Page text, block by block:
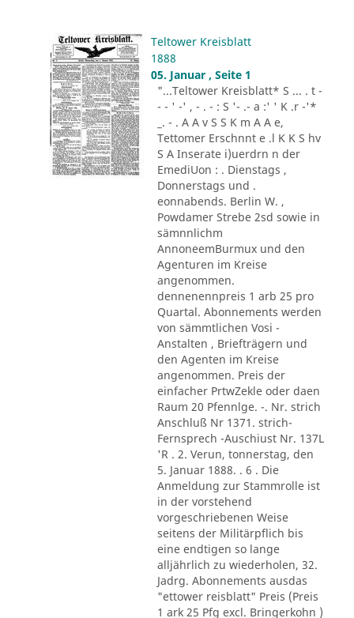
Teltower Kreisblatt
1888
05. Januar , Seite 1
"...Teltower Kreisblatt* S ... . t -
- - ' -' , - . - : S '- .- a :' ' K .r -'*
_. - . A A v S S K m A A e,
Tettomer Erschnnt e .l K K S hv
S A Inserate i)uerdrn n der
EmediUon : . Dienstags ,
Donnerstags und .
eonnabends. Berlin W. ,
Powdamer Strebe 2sd sowie in
sämnnlichm
AnnoneemBurmux und den
Agenturen im Kreise
angenommen.
dennenennpreis 1 arb 25 pro
Quartal. Abonnements werden
von sämmtlichen Vosi -
Anstalten , Briefträgern und
den Agenten im Kreise
angenommen. Preis der
einfacher PrtwZekle oder daen
Raum 20 Pfennlge. -. Nr. strich
Anschluß Nr 1371. strich-
Fernsprech -Auschiust Nr. 137L
'R . 2. Verun, tonnerstag, den
5. Januar 1888. . 6 . Die
Anmeldung zur Stammrolle ist
in der vorstehend
vorgeschriebenen Weise
seitens der Militärpflich bis
eine endtigen so lange
alljährlich zu wiederholen, 32.
Jadrg. Abonnements ausdas
"ettower reisblatt" Preis (Preis
1 ark 25 Pfg excl. Bringerkohn )